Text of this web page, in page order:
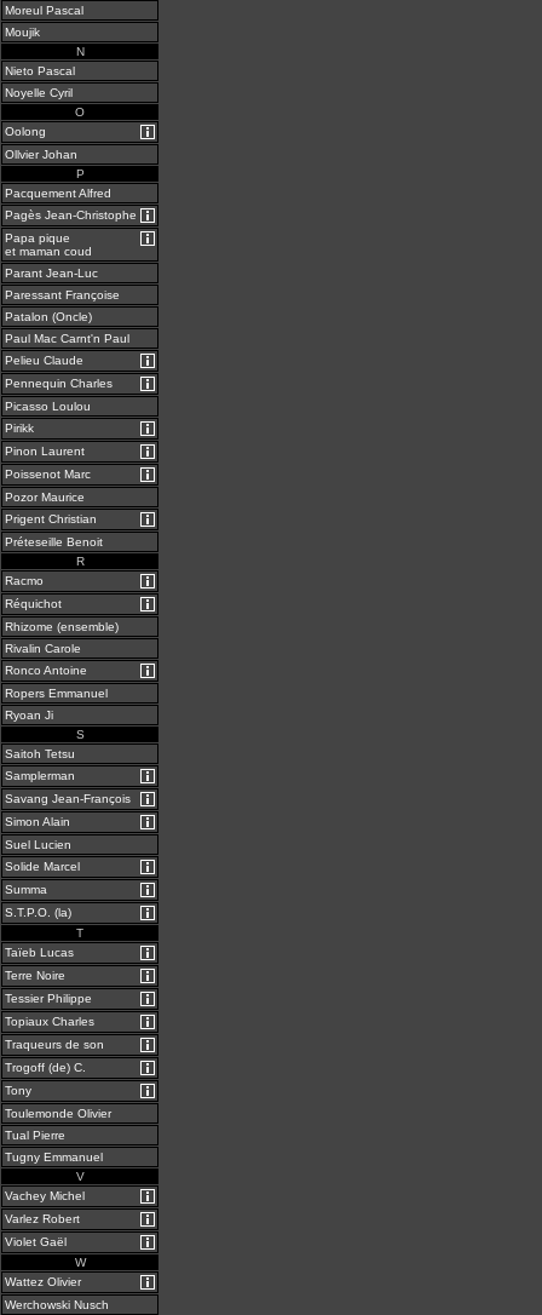
Moreul Pascal
Moujik
N
Nieto Pascal
Noyelle Cyril
O
Oolong
Ollvier Johan
P
Pacquement Alfred
Pagès Jean-Christophe
Papa pique
et maman coud
Parant Jean-Luc
Paressant Françoise
Patalon (Oncle)
Paul Mac Carnt'n Paul
Pelieu Claude
Pennequin Charles
Picasso Loulou
Pirikk
Pinon Laurent
Poissenot Marc
Pozor Maurice
Prigent Christian
Préteseille Benoit
R
Racmo
Réquichot
Rhizome (ensemble)
Rivalin Carole
Ronco Antoine
Ropers Emmanuel
Ryoan Ji
S
Saitoh Tetsu
Samplerman
Savang Jean-François
Simon Alain
Suel Lucien
Solide Marcel
Summa
S.T.P.O. (la)
T
Taïeb Lucas
Terre Noire
Tessier Philippe
Topiaux Charles
Traqueurs de son
Trogoff (de) C.
Tony
Toulemonde Olivier
Tual Pierre
Tugny Emmanuel
V
Vachey Michel
Varlez Robert
Violet Gaël
W
Wattez Olivier
Werchowski Nusch